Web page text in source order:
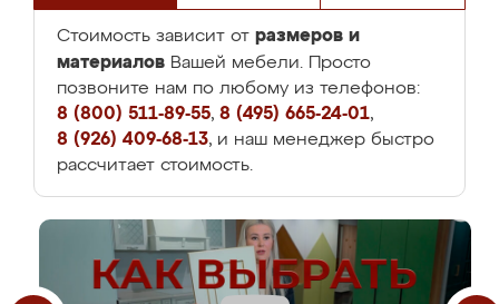
Стоимость зависит от размеров и
материалов Вашей мебели. Просто
позвоните нам по любому из телефонов:
8 (800) 511-89-55, 8 (495) 665-24-01,
8 (926) 409-68-13, и наш менеджер быстро
рассчитает стоимость.